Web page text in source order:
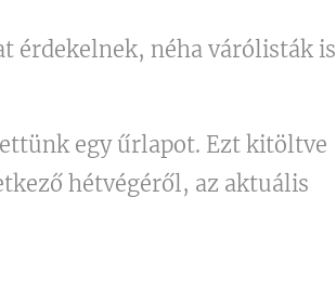
érdekelnek, néha várólisták is
egy űrlapot. Ezt kitöltve
hétvégéről, az aktuális